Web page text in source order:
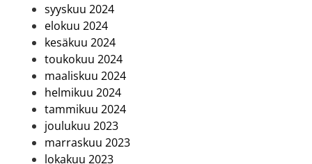
syyskuu 2024
elokuu 2024
kesäkuu 2024
toukokuu 2024
maaliskuu 2024
helmikuu 2024
tammikuu 2024
joulukuu 2023
marraskuu 2023
lokakuu 2023